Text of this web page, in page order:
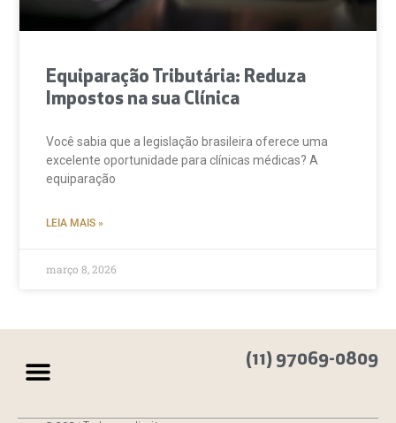
Equiparação Tributária: Reduza
Impostos na sua Clínica
Você sabia que a legislação brasileira oferece uma
excelente oportunidade para clínicas médicas? A
equiparação
LEIA MAIS »
março 8, 2026
(11) 97069-0809